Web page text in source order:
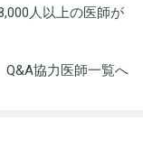
人以上の医師が
Q&A協力医師一覧へ